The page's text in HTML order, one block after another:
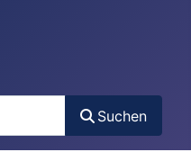
Suchen